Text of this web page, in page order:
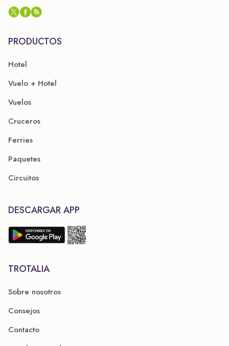
PRODUCTOS
Hotel
Vuelo + Hotel
Vuelos
Cruceros
Ferries
Paquetes
Circuitos
DESCARGAR APP
TROTALIA
Sobre nosotros
Consejos
Contacto